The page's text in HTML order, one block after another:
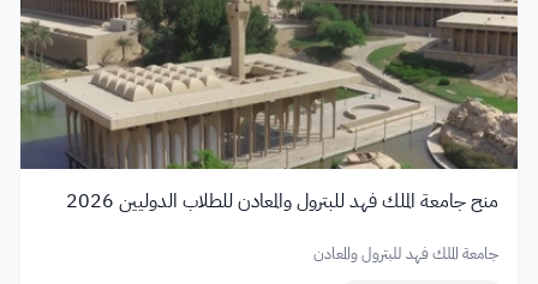
منح جامعة الملك فهد للبترول والمعادن للطلاب الدوليين 2026
جامعة الملك فهد للبترول والمعادن